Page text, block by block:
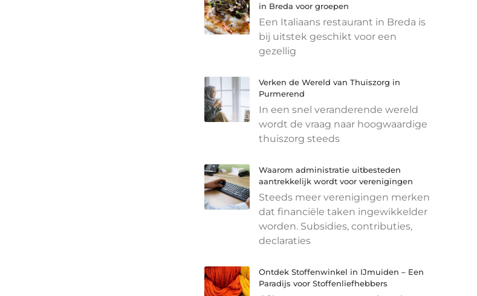
in Breda voor groepen
Een Italiaans restaurant in Breda is
bij uitstek geschikt voor een
gezellig
Verken de Wereld van Thuiszorg in
Purmerend
In een snel veranderende wereld
wordt de vraag naar hoogwaardige
thuiszorg steeds
Waarom administratie uitbesteden
aantrekkelijk wordt voor verenigingen
Steeds meer verenigingen merken
dat financiële taken ingewikkelder
worden. Subsidies, contributies,
declaraties
Ontdek Stoffenwinkel in IJmuiden – Een
Paradijs voor Stoffenliefhebbers